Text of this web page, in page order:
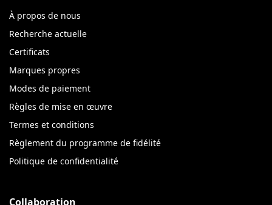
À propos de nous
Recherche actuelle
Certificats
Marques propres
Modes de paiement
Règles de mise en œuvre
Termes et conditions
Règlement du programme de fidélité
Politique de confidentialité
Collaboration